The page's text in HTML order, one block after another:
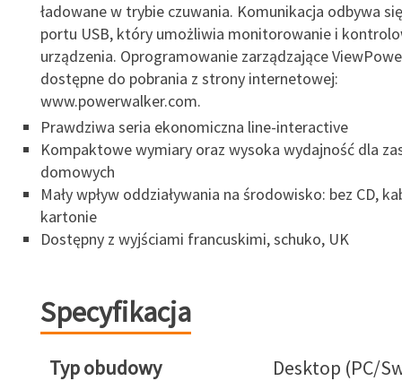
ładowane w trybie czuwania. Komunikacja odbywa
portu USB, który umożliwia monitorowanie i
urządzenia. Oprogramowanie zarządzające
dostępne do pobrania z strony internetowej:
www.powerwalker.com.
Prawdziwa seria ekonomiczna line-interactive
Kompaktowe wymiary oraz wysoka wydajność dla
domowych
Mały wpływ oddziaływania na środowisko: bez CD,
kartonie
Dostępny z wyjściami francuskimi, schuko, UK
Specyfikacja
Typ obudowy
Desktop (PC/